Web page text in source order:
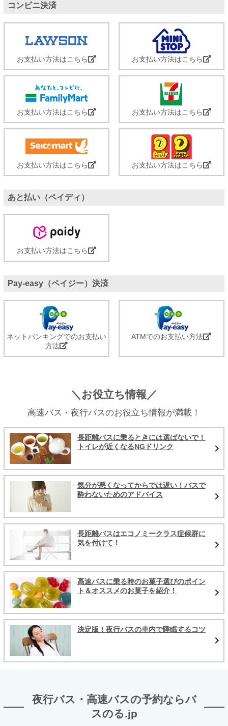
コンビニ決済
お支払い方法はこちら お支払い方法はこちら
お支払い方法はこちら お支払い方法はこちら
お支払い方法はこちら お支払い方法はこちら
あと払い（ペイディ）
お支払い方法はこちら
Pay-easy（ペイジー）決済
ネットバンキングでのお支払い
方法
ATMでのお支払い方法
＼お役立ち情報／
高速バス・夜行バスのお役立ち情報が満載！
長距離バスに乗るときには選ばないで！
トイレが近くなるNGドリンク
気分が悪くなってからでは遅い！バスで
酔わないためのアドバイス
長距離バスはエコノミークラス症候群に
気を付けて！
高速バスに乗る時のお菓子選びのポイン
ト＆オススメのお菓子を紹介！
決定版！夜行バスの車内で睡眠するコツ
夜行バス・高速バスの予約ならバ
スのる.jp